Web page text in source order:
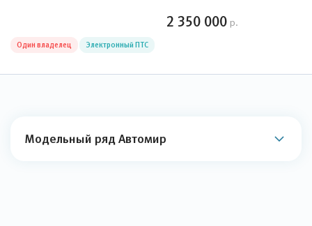
2 350 000 р.
Один владелец Электронный ПТС
Модельный ряд Автомир